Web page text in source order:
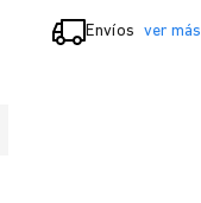
Envíos ver más